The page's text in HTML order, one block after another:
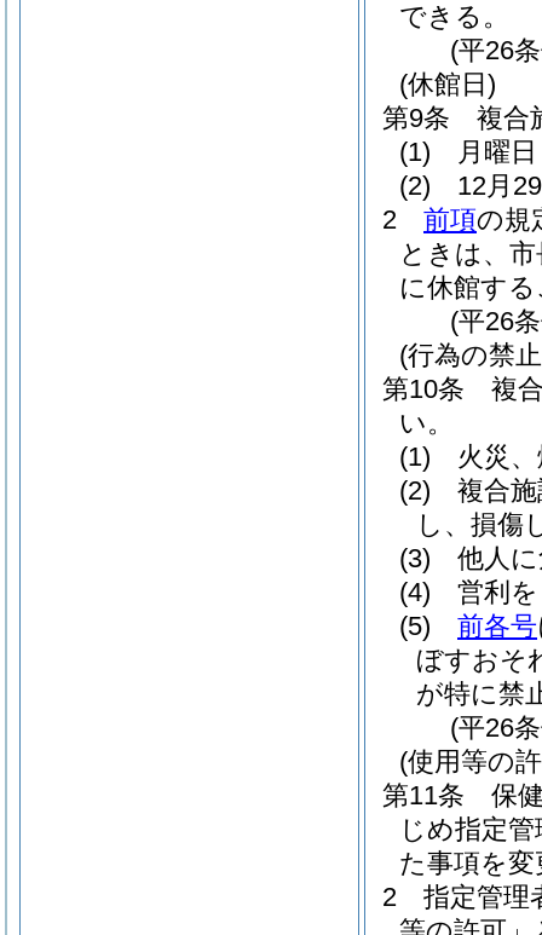
できる。
(平26
(休館日)
第9条
複合
(1)
月曜日
(2)
12月
2
前項の規
ときは、
に休館す
(平26
(行為の禁
第10条
複
い。
(1)
火災
(2)
複合
し、損傷
(3)
他人
(4)
営利
(5)
前各号
ぼすおそ
が特に禁
(平26
(使用等の
第11条
保
じめ指定
た事項を
2
指定管理